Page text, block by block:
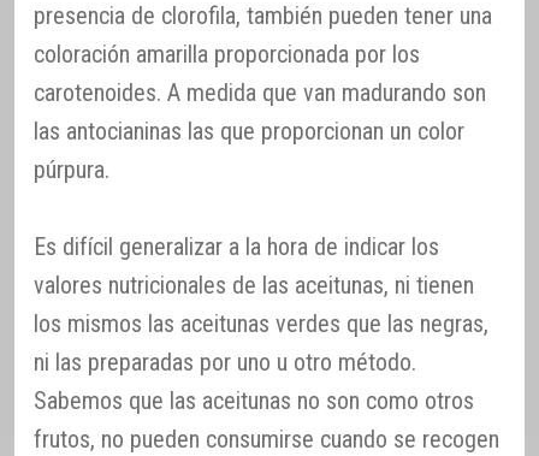
presencia de clorofila, también pueden tener una
coloración amarilla proporcionada por los
carotenoides. A medida que van madurando son
las antocianinas las que proporcionan un color
púrpura.
Es difícil generalizar a la hora de indicar los
valores nutricionales de las aceitunas, ni tienen
los mismos las aceitunas verdes que las negras,
ni las preparadas por uno u otro método.
Sabemos que las aceitunas no son como otros
frutos, no pueden consumirse cuando se recogen